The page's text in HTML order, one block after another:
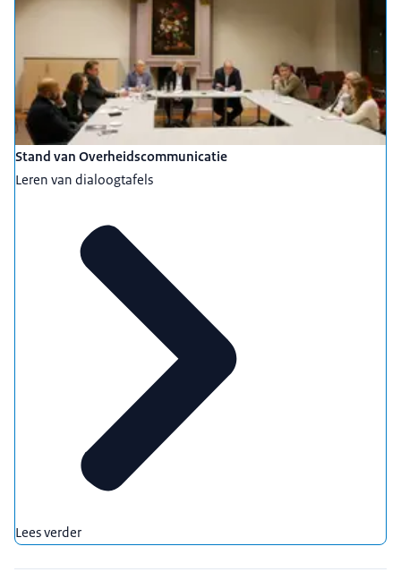
Stand van Overheidscommunicatie
Leren van dialoogtafels
Lees verder